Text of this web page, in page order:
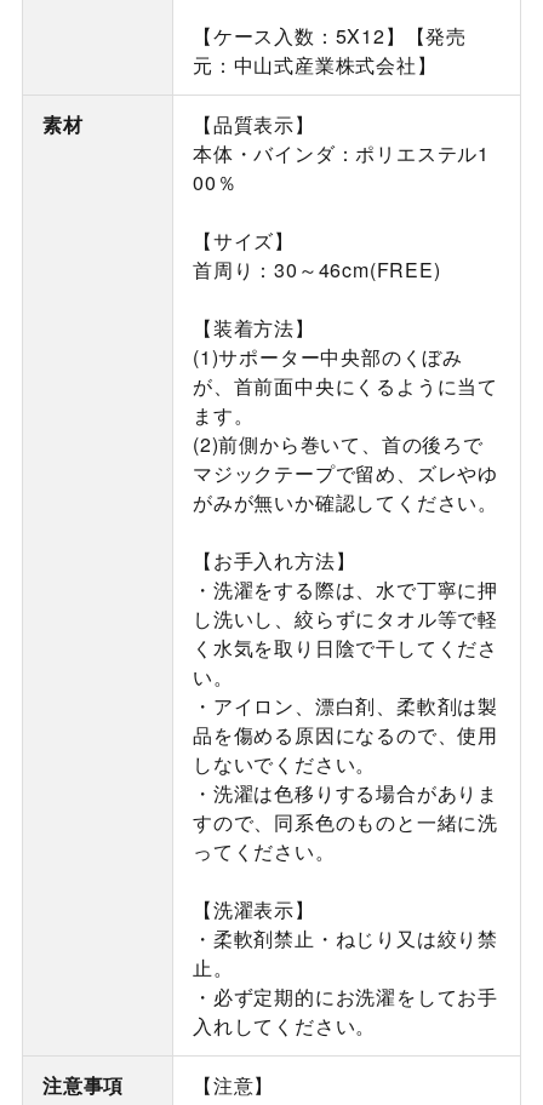
【ケース入数：5X12】【発売
元：中山式産業株式会社】
素材
【品質表示】
本体・バインダ：ポリエステル1
00％
【サイズ】
首周り：30～46cm(FREE)
【装着方法】
(1)サポーター中央部のくぼみ
が、首前面中央にくるように当て
ます。
(2)前側から巻いて、首の後ろで
マジックテープで留め、ズレやゆ
がみが無いか確認してください。
【お手入れ方法】
・洗濯をする際は、水で丁寧に押
し洗いし、絞らずにタオル等で軽
く水気を取り日陰で干してくださ
い。
・アイロン、漂白剤、柔軟剤は製
品を傷める原因になるので、使用
しないでください。
・洗濯は色移りする場合がありま
すので、同系色のものと一緒に洗
ってください。
【洗濯表示】
・柔軟剤禁止・ねじり又は絞り禁
止。
・必ず定期的にお洗濯をしてお手
入れしてください。
注意事項
【注意】